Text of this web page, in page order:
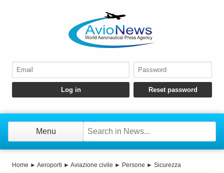
Menu
Home ► Aeroporti ► Aviazione civile ► Persone ► Sicurezza